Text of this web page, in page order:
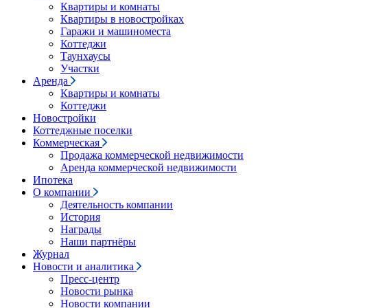
Квартиры и комнаты
Квартиры в новостройках
Гаражи и машиноместа
Коттеджи
Таунхаусы
Участки
Аренда
Квартиры и комнаты
Коттеджи
Новостройки
Коттеджные поселки
Коммерческая
Продажа коммерческой недвижимости
Аренда коммерческой недвижимости
Ипотека
О компании
Деятельность компании
История
Награды
Наши партнёры
Журнал
Новости и аналитика
Пресс-центр
Новости рынка
Новости компании